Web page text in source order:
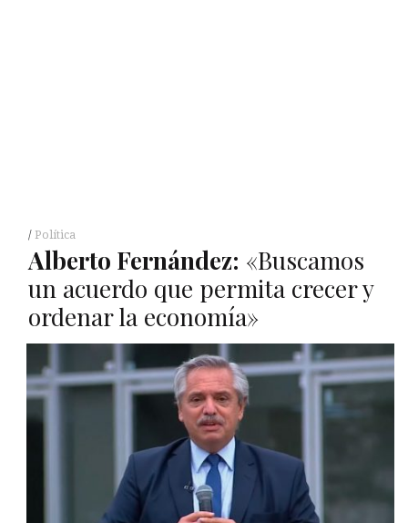
Política
Alberto Fernández: «Buscamos
un acuerdo que permita crecer y
ordenar la economía»